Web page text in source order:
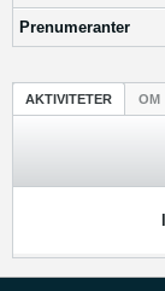
Prenumeranter
AKTIVITETER OM